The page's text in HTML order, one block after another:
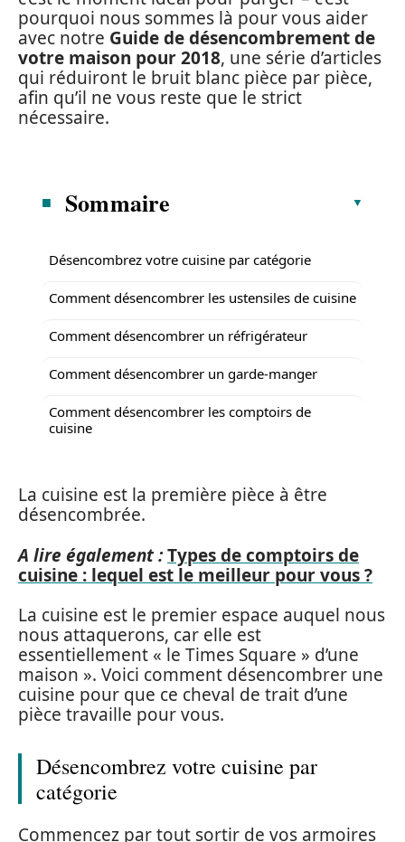
pourquoi nous sommes là pour vous aider
avec notre Guide de désencombrement de
votre maison pour 2018, une série d’articles
qui réduiront le bruit blanc pièce par pièce,
afin qu’il ne vous reste que le strict
nécessaire.
Sommaire
Désencombrez votre cuisine par catégorie
Comment désencombrer les ustensiles de cuisine
Comment désencombrer un réfrigérateur
Comment désencombrer un garde-manger
Comment désencombrer les comptoirs de
cuisine
La cuisine est la première pièce à être
désencombrée.
A lire également :Types de comptoirs de
cuisine : lequel est le meilleur pour vous ?
La cuisine est le premier espace auquel nous
nous attaquerons, car elle est
essentiellement « le Times Square » d’une
maison ». Voici comment désencombrer une
cuisine pour que ce cheval de trait d’une
pièce travaille pour vous.
Désencombrez votre cuisine par
catégorie
Commencez par tout sortir de vos armoires